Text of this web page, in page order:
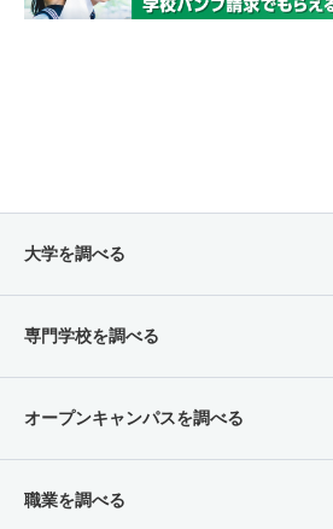
大学を調べる
専門学校を調べる
オープンキャンパスを調べる
職業を調べる